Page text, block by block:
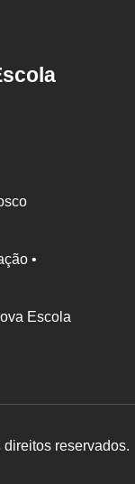
•
Escola
reservados.